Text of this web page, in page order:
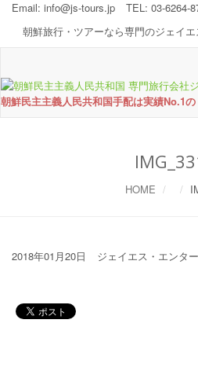
Email: info@js-tours.jp
TEL: 03-6264-
朝鮮旅行・ツアーなら専門のジェイ
朝鮮民主主義人民共和国手配は実績No.1
HOME
2018年01月20日 ジェイエス・エンタ